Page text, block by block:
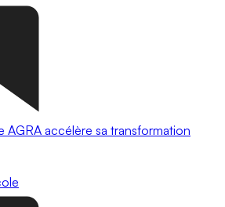
AGRA accélère sa transformation